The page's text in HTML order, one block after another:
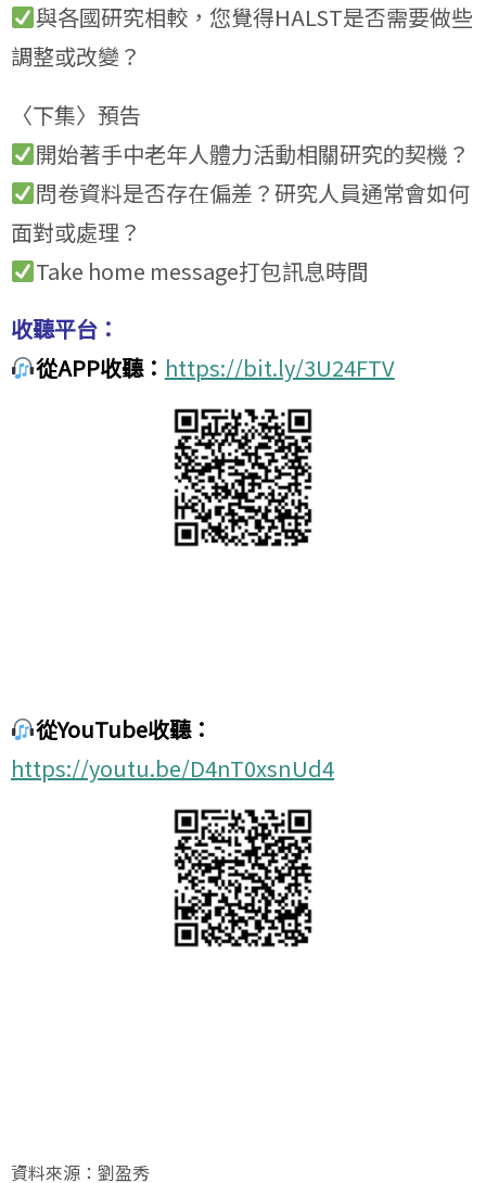
與各國研究相較，您覺得HALST是否需要做些
調整或改變？
〈下集〉預告
開始著手中老年人體力活動相關研究的契機？
問卷資料是否存在偏差？研究人員通常會如何
面對或處理？
Take home message打包訊息時間
收聽平台：
從APP收聽： https://bit.ly/3U24FTV
從YouTube收聽：
https://youtu.be/D4nT0xsnUd4
資料來源：劉盈秀